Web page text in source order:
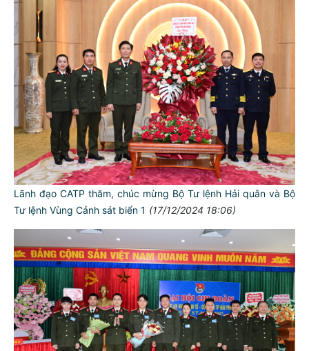
Lãnh đạo CATP thăm, chúc mừng Bộ Tư lệnh Hải quân và Bộ
Tư lệnh Vùng Cảnh sát biển 1 (17/12/2024 18:06)